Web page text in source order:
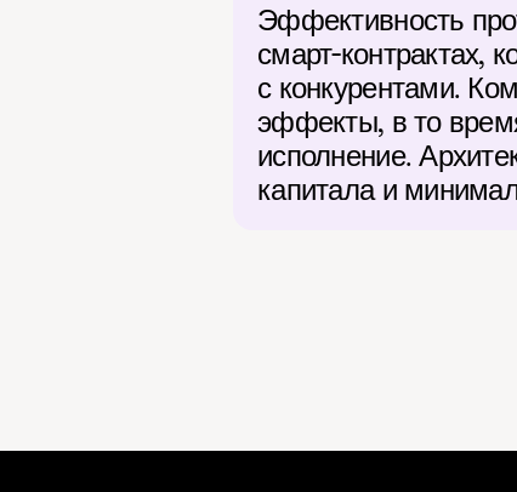
Эффективность
смарт-контрактах,
с конкурентами.
эффекты, в то
исполнение.
капитала и